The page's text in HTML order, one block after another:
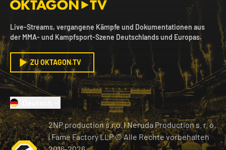
Live-Streams, vergangene Kämpfe und Dokumentationen aus
der MMA- und Kampfsport-Szene Deutschlands und Europas.
ZU OKTAGON.TV
2NP production s.r.o.|Neruda Production s. r. o.
| Fame Factory LLP © Alle Rechte vorbehalten